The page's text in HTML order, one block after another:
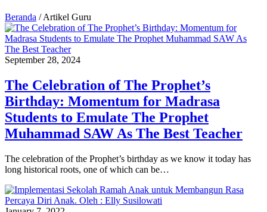
Beranda / Artikel Guru
September 28, 2024
The Celebration of The Prophet’s
Birthday: Momentum for Madrasa
Students to Emulate The Prophet
Muhammad SAW As The Best Teacher
The celebration of the Prophet’s birthday as we know it today has
long historical roots, one of which can be…